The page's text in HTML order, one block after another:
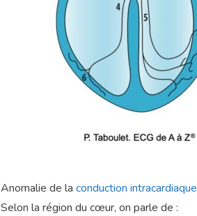
Anomalie de la conduction intracardiaque
Selon la région du cœur, on parle de :